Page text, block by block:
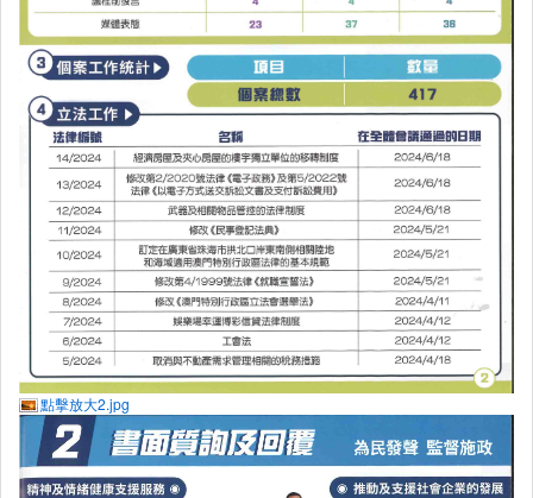
點擊放大2.jpg